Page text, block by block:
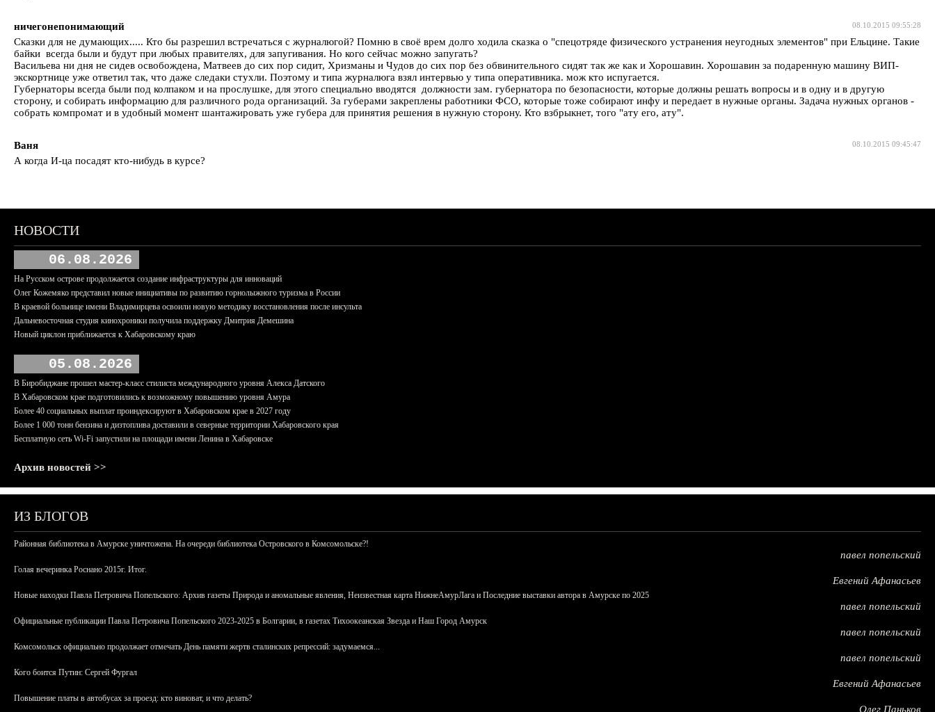
08.10.2015 09:55:28
ничегонепонимающий
Сказки для не думающих..... Кто бы разрешил встречаться с журналюгой? Помню в своё врем долго ходила сказка о "спецотряде физического устранения неугодных элементов" при Ельцине. Такие
байки всегда были и будут при любых правителях, для запугивания. Но кого сейчас можно запугать?
Васильева ни дня не сидев освобождена, Матвеев до сих пор сидит, Хризманы и Чудов до сих пор без обвинительного сидят так же как и Хорошавин. Хорошавин за подаренную машину ВИП-
экскортнице уже ответил так, что даже следаки стухли. Поэтому и типа журналюга взял интервью у типа оперативника. мож кто испугается.
Губернаторы всегда были под колпаком и на прослушке, для этого специально вводятся должности зам. губернатора по безопасности, которые должны решать вопросы и в одну и в другую
сторону, и собирать информацию для различного рода организаций. За губерами закреплены работники ФСО, которые тоже собирают инфу и передает в нужные органы. Задача нужных органов -
собрать компромат и в удобный момент шантажировать уже губера для принятия решения в нужную сторону. Кто взбрыкнет, того "ату его, ату".
08.10.2015 09:45:47
Ваня
А когда И-ца посадят кто-нибудь в курсе?
НОВОСТИ
06.08.2026
На Русском острове продолжается создание инфраструктуры для инноваций
Олег Кожемяко представил новые инициативы по развитию горнолыжного туризма в России
В краевой больнице имени Владимирцева освоили новую методику восстановления после инсульта
Дальневосточная студия кинохроники получила поддержку Дмитрия Демешина
Новый циклон приближается к Хабаровскому краю
05.08.2026
В Биробиджане прошел мастер-класс стилиста международного уровня Алекса Датского
В Хабаровском крае подготовились к возможному повышению уровня Амура
Более 40 социальных выплат проиндексируют в Хабаровском крае в 2027 году
Более 1 000 тонн бензина и дизтоплива доставили в северные территории Хабаровского края
Бесплатную сеть Wi-Fi запустили на площади имени Ленина в Хабаровске
Архив новостей >>
ИЗ БЛОГОВ
Районная библиотека в Амурске уничтожена. На очереди библиотека Островского в Комсомольске?!
павел попельский
Голая вечеринка Роснано 2015г. Итог.
Евгений Афанасьев
Новые находки Павла Петровича Попельского: Архив газеты Природа и аномальные явления, Неизвестная карта НижнеАмурЛага и Последние выставки автора в Амурске по 2025
павел попельский
Официальные публикации Павла Петровича Попельского 2023-2025 в Болгарии, в газетах Тихоокеанская Звезда и Наш Город Амурск
павел попельский
Комсомольск официально продолжает отмечать День памяти жертв сталинских репрессий: задумаемся...
павел попельский
Кого боится Путин: Сергей Фургал
Евгений Афанасьев
Повышение платы в автобусах за проезд: кто виноват, и что делать?
Олег Паньков